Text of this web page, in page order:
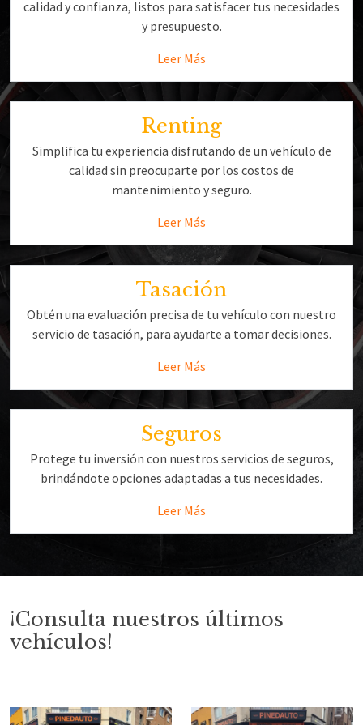
calidad y confianza, listos para satisfacer tus necesidades
y presupuesto.
Leer Más
Renting
Simplifica tu experiencia disfrutando de un vehículo de
calidad sin preocuparte por los costos de
mantenimiento y seguro.
Leer Más
Tasación
Obtén una evaluación precisa de tu vehículo con nuestro
servicio de tasación, para ayudarte a tomar decisiones.
Leer Más
Seguros
Protege tu inversión con nuestros servicios de seguros,
brindándote opciones adaptadas a tus necesidades.
Leer Más
¡Consulta nuestros últimos
vehículos!